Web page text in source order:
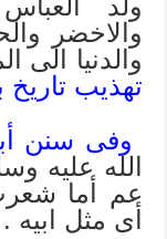
والاخضر
والدنيا
تهذيب تاريخ
وفى سنن
الله عليه
عم أما
أى مثل ابيه .